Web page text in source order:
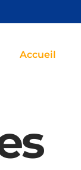
Accueil